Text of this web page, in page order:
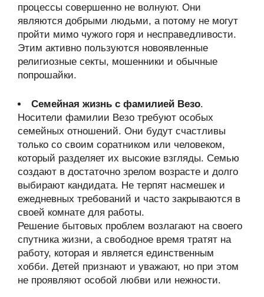
процессы совершенно не волнуют. Они
являются добрыми людьми, а потому не могут
пройти мимо чужого горя и несправедливости.
Этим активно пользуются новоявленные
религиозные секты, мошенники и обычные
попрошайки.
Семейная жизнь с фамилией Везо.
Носители фамилии Везо требуют особых
семейных отношений. Они будут счастливы
только со своим соратником или человеком,
который разделяет их высокие взгляды. Семью
создают в достаточно зрелом возрасте и долго
выбирают кандидата. Не терпят насмешек и
ежедневных требований и часто закрываются в
своей комнате для работы.
Решение бытовых проблем возлагают на своего
спутника жизни, а свободное время тратят на
работу, которая и является единственным
хобби. Детей признают и уважают, но при этом
не проявляют особой любви или нежности.